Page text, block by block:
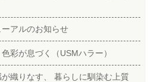
アルのお知らせ
彩が息づく（USMハラー）
が織りなす、 暮らしに馴染む上質